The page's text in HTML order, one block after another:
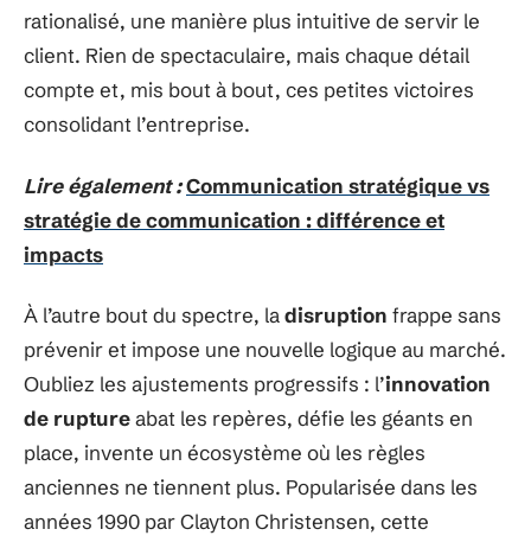
rationalisé, une manière plus intuitive de servir le
client. Rien de spectaculaire, mais chaque détail
compte et, mis bout à bout, ces petites victoires
consolidant l’entreprise.
Lire également :Communication stratégique vs
stratégie de communication : différence et
impacts
À l’autre bout du spectre, ladisruption frappe sans
prévenir et impose une nouvelle logique au marché.
Oubliez les ajustements progressifs : l’innovation
de ruptureabat les repères, défie les géants en
place, invente un écosystème où les règles
anciennes ne tiennent plus. Popularisée dans les
années 1990 par Clayton Christensen, cette